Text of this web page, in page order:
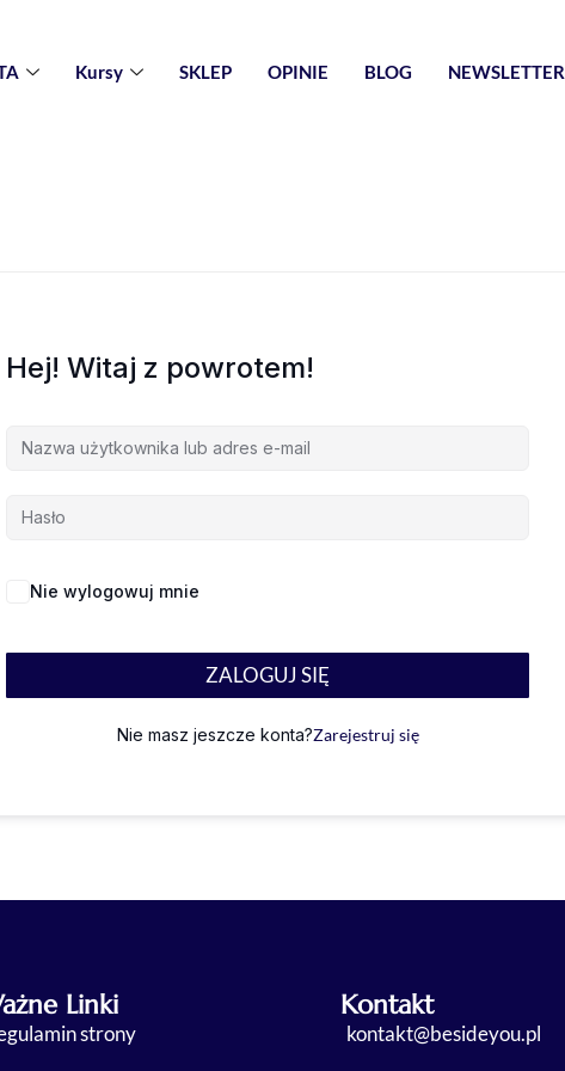
Kursy SKLEP OPINIE BLOG NEWSLETTER
Hej! Witaj z powrotem!
Nie wylogowuj mnie
ZALOGUJ SIĘ
Nie masz jeszcze konta?Zarejestruj się
Linki
strony
Kontakt
kontakt@besideyou.pl